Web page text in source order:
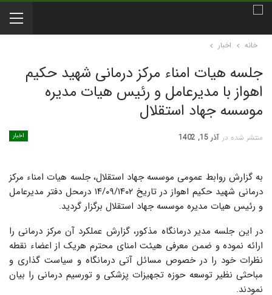
خانه اخبار
جلسه هیات امناء مرکز درمانی شهید حکیم
اهواز با مدیرعامل و رئیس هیات مدیره
موسسه جهاد استقلال
اخبار منتشر شده در آذر 15, 1402
به گزارش روابط عمومی موسسه جهاد استقلال، جلسه هیات امناء مرکز
درمانی شهید حکیم اهواز در تاریخ ۱۴/۰۹/۱۴۰۲ درمحل دفتر مدیرعامل
و رئیس هیات مدیره موسسه جهاد استقلال برگزار گردید.
در این جلسه مدیر درمانگاه مذکور، گزارش عملکرد آن مرکز درمانی را
ارائه نموده و ضمن معرفی هیئت امنای محترم هریک از اعضاء نقطه
نظرات خود را در خصوص مسائل آتی درمانگاه و سیاست گذاری و
مباحثی نظیر توسعه حوزه تجهیزات پزشکی و تورسیم درمانی را بیان
نمودند.